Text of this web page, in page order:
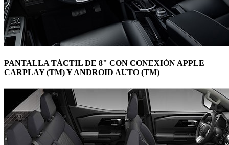
PANTALLA TÁCTIL DE 8" CON CONEXIÓN APPLE
CARPLAY (TM) Y ANDROID AUTO (TM)